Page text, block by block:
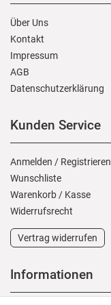
Über Uns
Kontakt
Impressum
AGB
Daten­schutz­erklärung
Kunden Service
Anmelden / Registrieren
Wunschliste
Warenkorb / Kasse
Widerrufs­recht
Vertrag widerrufen
Informationen